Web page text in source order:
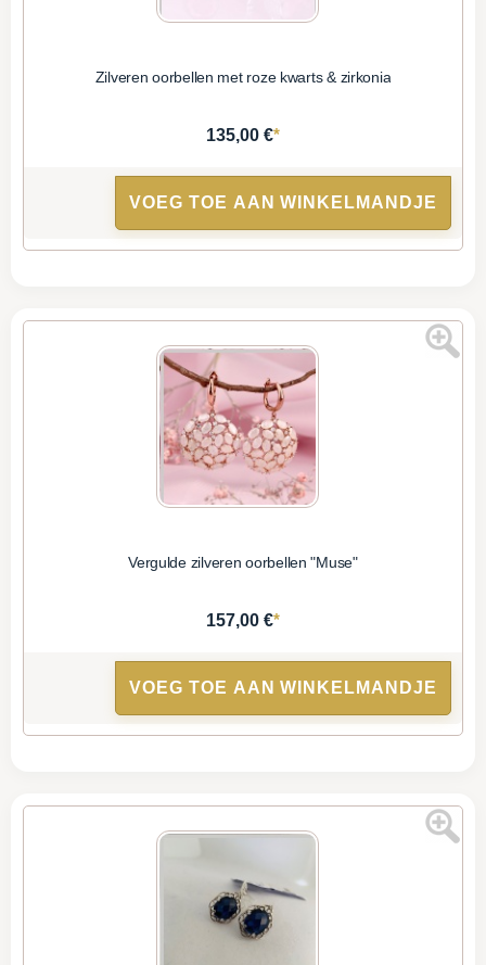
Zilveren oorbellen met roze kwarts & zirkonia
135,00 €*
VOEG TOE AAN WINKELMANDJE
Vergulde zilveren oorbellen "Muse"
157,00 €*
VOEG TOE AAN WINKELMANDJE